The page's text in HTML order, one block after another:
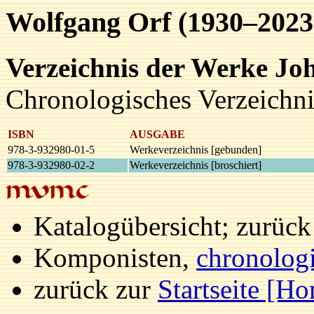
Wolfgang Orf
Verzeichnis der Werke
Chronologisches
ISBN
AUSGABE
978-3-932980-01-5
Werkeverzeichnis [gebunden]
978-3-932980-02-2
Werkeverzeichnis [broschiert]
Katalogübersicht;
Komponisten,
zurück zurStartseite